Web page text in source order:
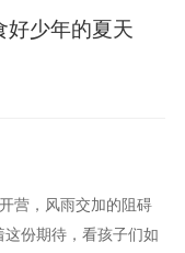
少年的夏天
营，风雨交加的阻碍
份期待，看孩子们如